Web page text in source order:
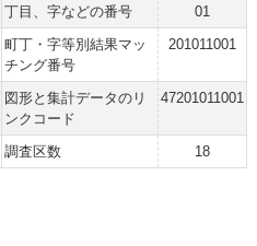
丁目、字などの番号
01
町丁・字等別結果マッ
チング番号
201011001
図形と集計データのリ
ンクコード
47201011001
調査区数 18